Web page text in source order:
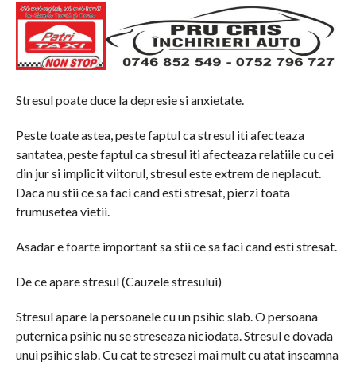
Stresul poate duce la depresie si anxietate.
Peste toate astea, peste faptul ca stresul iti afecteaza
santatea, peste faptul ca stresul iti afecteaza relatiile cu cei
din jur si implicit viitorul, stresul este extrem de neplacut.
Daca nu stii ce sa faci cand esti stresat, pierzi toata
frumusetea vietii.
Asadar e foarte important sa stii ce sa faci cand esti stresat.
De ce apare stresul (Cauzele stresului)
Stresul apare la persoanele cu un psihic slab. O persoana
puternica psihic nu se streseaza niciodata. Stresul e dovada
unui psihic slab. Cu cat te stresezi mai mult cu atat inseamna